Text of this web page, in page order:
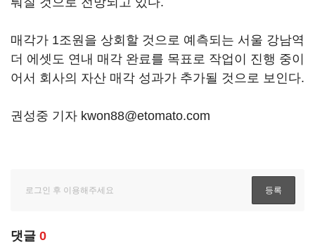
매각가 1조원을 상회할 것으로 예측되는 서울 강남역
더 에셋도 연내 매각 완료를 목표로 작업이 진행 중이
어서 회사의 자산 매각 성과가 추가될 것으로 보인다.
권성중 기자 kwon88@etomato.com
댓글 0